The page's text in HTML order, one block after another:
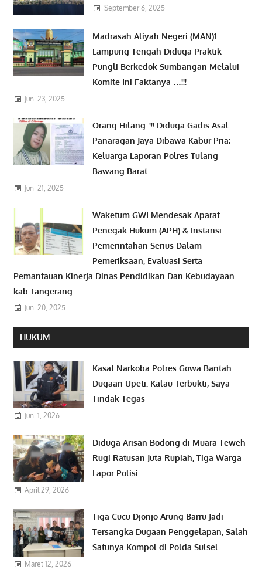
September 6, 2025
Madrasah Aliyah Negeri (MAN)1
Lampung Tengah Diduga Praktik
Pungli Berkedok Sumbangan Melalui
Komite Ini Faktanya …!!!
Juni 23, 2025
Orang Hilang..!!! Diduga Gadis Asal
Panaragan Jaya Dibawa Kabur Pria;
Keluarga Laporan Polres Tulang
Bawang Barat
Juni 21, 2025
Waketum GWI Mendesak Aparat
Penegak Hukum (APH) & Instansi
Pemerintahan Serius Dalam
Pemeriksaan, Evaluasi Serta
Pemantauan Kinerja Dinas Pendidikan Dan Kebudayaan
kab.Tangerang
Juni 20, 2025
HUKUM
Kasat Narkoba Polres Gowa Bantah
Dugaan Upeti: Kalau Terbukti, Saya
Tindak Tegas
Juni 1, 2026
Diduga Arisan Bodong di Muara Teweh
Rugi Ratusan Juta Rupiah, Tiga Warga
Lapor Polisi
April 29, 2026
Tiga Cucu Djonjo Arung Barru Jadi
Tersangka Dugaan Penggelapan, Salah
Satunya Kompol di Polda Sulsel
Maret 12, 2026